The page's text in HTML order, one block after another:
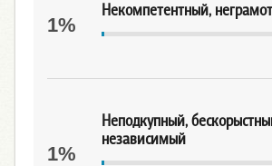
Некомпетентный,
1%
Неподкупный,
независимый
1%